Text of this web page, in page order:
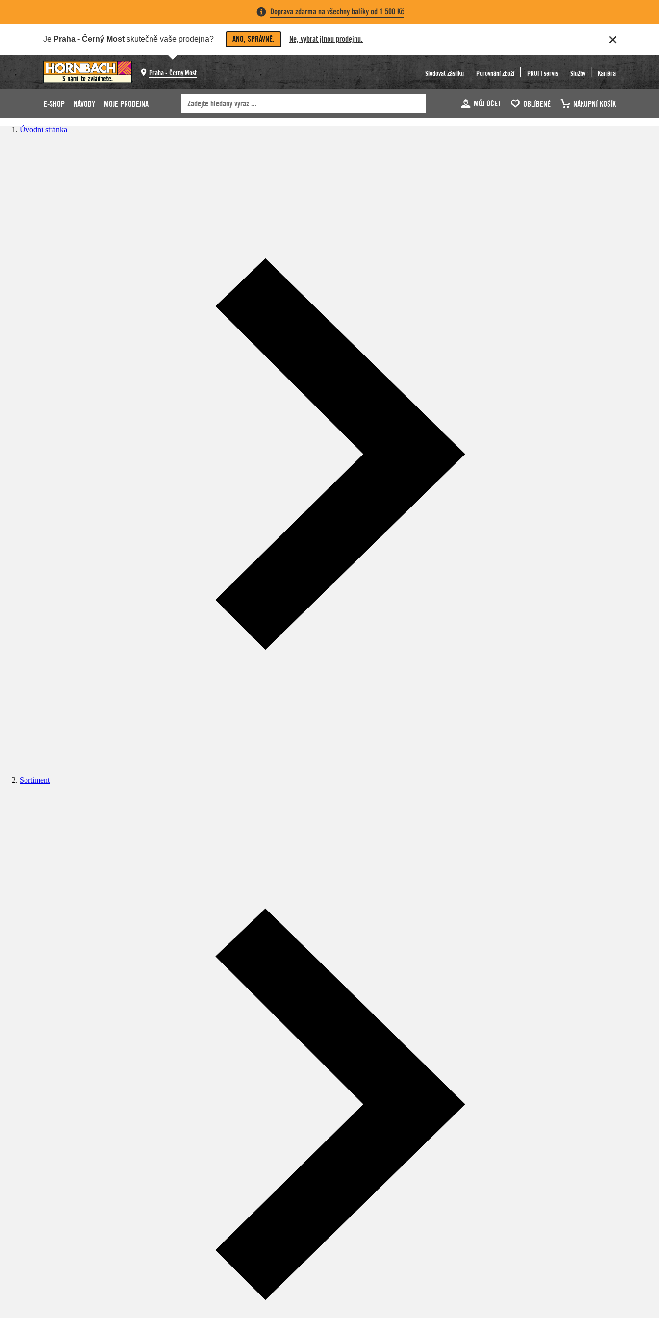
Doprava zdarma na všechny balíky od 1 500 Kč
Je Praha - Černý Most skutečně vaše prodejna? ANO, SPRÁVNĚ. Ne, vybrat jinou prodejnu.
Praha - Černý Most Sledovat zásilku Porovnání zboží PROFI servis Služby Kariéra
E-SHOP NÁVODY MOJE PRODEJNA MŮJ ÚČET OBLÍBENÉ NÁKUPNÍ KOŠÍK
Úvodní stránka
Sortiment